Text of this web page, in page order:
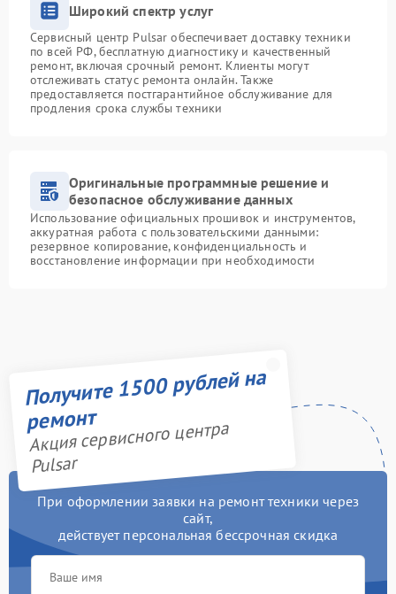
Широкий спектр услуг
Сервисный центр Pulsar обеспечивает доставку техники
по всей РФ, бесплатную диагностику и качественный
ремонт, включая срочный ремонт. Клиенты могут
отслеживать статус ремонта онлайн. Также
предоставляется постгарантийное обслуживание для
продления срока службы техники
Оригинальные программные решение и
безопасное обслуживание данных
Использование официальных прошивок и инструментов,
аккуратная работа с пользовательскими данными:
резервное копирование, конфиденциальность и
восстановление информации при необходимости
Получите 1500 рублей на
ремонт
Акция сервисного центра
Pulsar
При оформлении заявки на ремонт техники через
сайт,
действует персональная бессрочная скидка